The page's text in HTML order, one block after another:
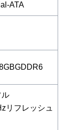
ATA
ル
リフレッシュ